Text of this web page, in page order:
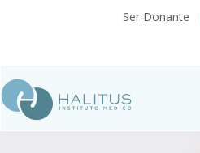
Ser Donante